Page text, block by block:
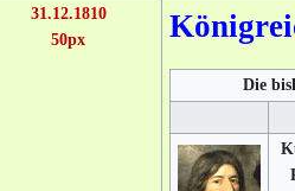
31.12.1810
50px
Die